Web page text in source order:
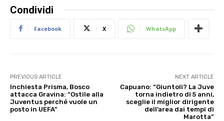
Condividi
Facebook X WhatsApp
PREVIOUS ARTICLE
Inchiesta Prisma, Bosco
attacca Gravina: “Ostile alla
Juventus perché vuole un
posto in UEFA”
NEXT ARTICLE
Capuano: “Giuntoli? La Juve
torna indietro di 5 anni,
sceglie il miglior dirigente
dell’area dai tempi di
Marotta”